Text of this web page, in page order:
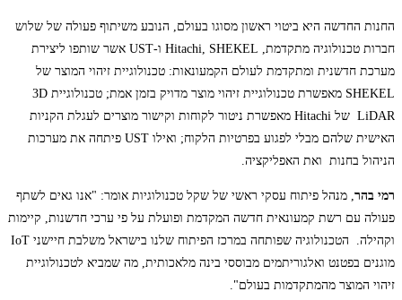
החנות החדשה היא ביטוי ראשון מסוגו בעולם, הנובע משיתוף פעולה של שלוש
חברות טכנולוגיה מתקדמת, Hitachi, SHEKEL ו-UST אשר שותפו ליצירת
מערכת חדשנית ומתקדמת לעולם הקמעונאות: טכנולוגיית זיהוי המוצר של
SHEKEL מאפשרת טכנולוגיית זיהוי מוצר מדויק בזמן אמת; טכנולוגיית 3D
LiDAR של Hitachi מאפשרת ניטור לקוחות וקישור מוצרים לעגלת הקניות
האישית שלהם מבלי לפגוע בפרטיות הלקוח; ואילו UST פיתחה את מערכות
הניהול בחנות ואת האפליקציה.
רמי בהר, מנהל פיתוח עסקי ראשי של שקל טכנולוגיות אומר: "אנו גאים לשתף
פעולה עם רשת קמעונאית חדשה המקדמת ופועלת על פי ערכי חדשנות, קיימות
וקהילה. הטכנולוגיה שפותחה במרכז הפיתוח שלנו בישראל משלבת חיישני IoT
מוגנים בפטנט ואלגוריתמים מבוססי בינה מלאכותית, מה שמביא לטכנולוגיית
זיהוי המוצר מהמתקדמות בעולם".